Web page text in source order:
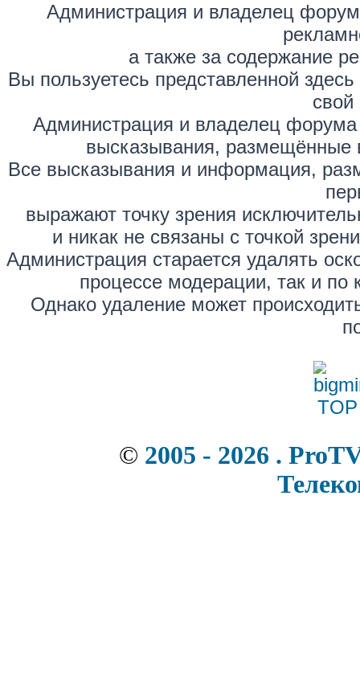
Администрация и владелец
а также за содержание
Вы пользуетесь представленной
свой
Администрация и владелец форума
высказывания, размещённые
Все высказывания и информация,
выражают точку зрения
и никак не связаны с точкой
Администрация старается удалять
процессе модерации, так и по
Однако удаление может
© 2005 - 2026 .